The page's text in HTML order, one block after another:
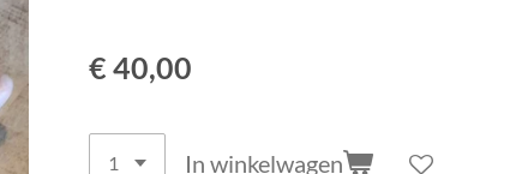
€ 40,00
In winkelwagen